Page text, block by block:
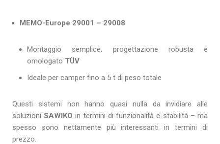
MEMO-Europe 29001 – 29008
Montaggio semplice, progettazione robusta e
omologato TÜV
Ideale per camper fino a 5 t di peso totale
Questi sistemi non hanno quasi nulla da invidiare alle
soluzioniSAWIKO in termini di funzionalità e stabilità – ma
spesso sono nettamente più interessanti in termini di
prezzo.